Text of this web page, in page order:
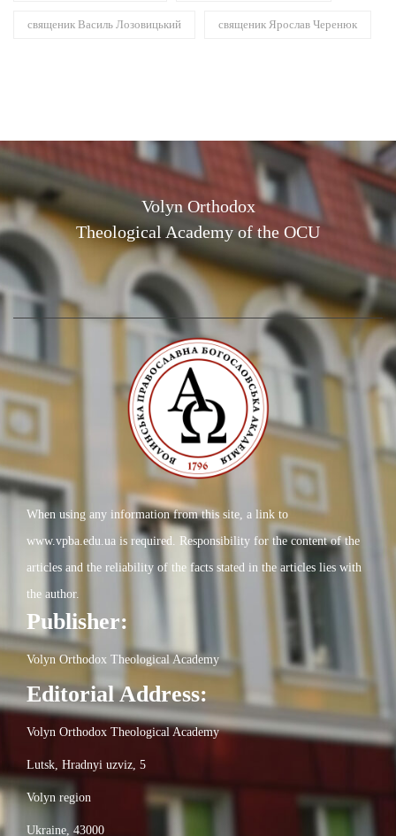
священик Василь Лозовицький священик Ярослав Черенюк
Volyn Orthodox
Theological Academy of the OCU
When using any information from this site, a link to
www.vpba.edu.ua is required. Responsibility for the content of the
articles and the reliability of the facts stated in the articles lies with
the author.
Publisher:
Volyn Orthodox Theological Academy
Editorial Address:
Volyn Orthodox Theological Academy
Lutsk, Hradnyi uzviz, 5
Volyn region
Ukraine, 43000